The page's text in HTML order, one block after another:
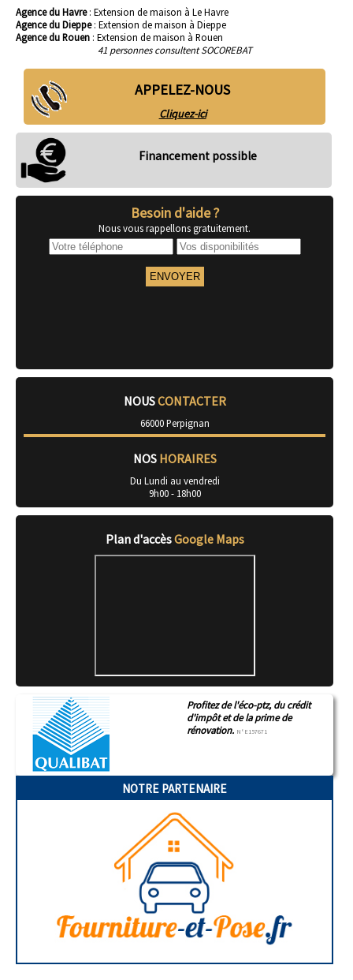
Agence du Havre: Extension de maison à Le Havre
Agence du Dieppe: Extension de maison à Dieppe
Agence du Rouen : Extension de maison à Rouen
41 personnes consultent SOCOREBAT
APPELEZ-NOUS
Cliquez-ici
Financement possible
Besoin d'aide ?
Nous vous rappellons gratuitement.
NOUSCONTACTER
66000 Perpignan
NOS HORAIRES
Du Lundi au vendredi
9h00 - 18h00
Plan d'accèsGoogle Maps
Profitez de l'éco-ptz, du crédit
d'impôt et de la prime de
rénovation. N°E157671
NOTRE PARTENAIRE